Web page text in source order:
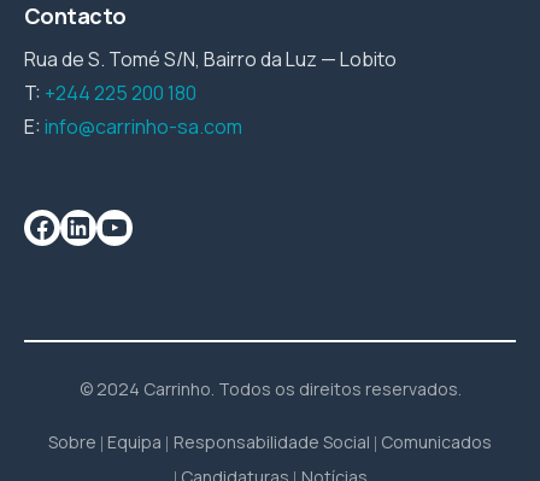
Contacto
Rua de S. Tomé S/N, Bairro da Luz — Lobito
T: +244 225 200 180
E:info@carrinho-sa.com
© 2024 Carrinho. Todos os direitos reservados.
Sobre Equipa Responsabilidade Social Comunicados